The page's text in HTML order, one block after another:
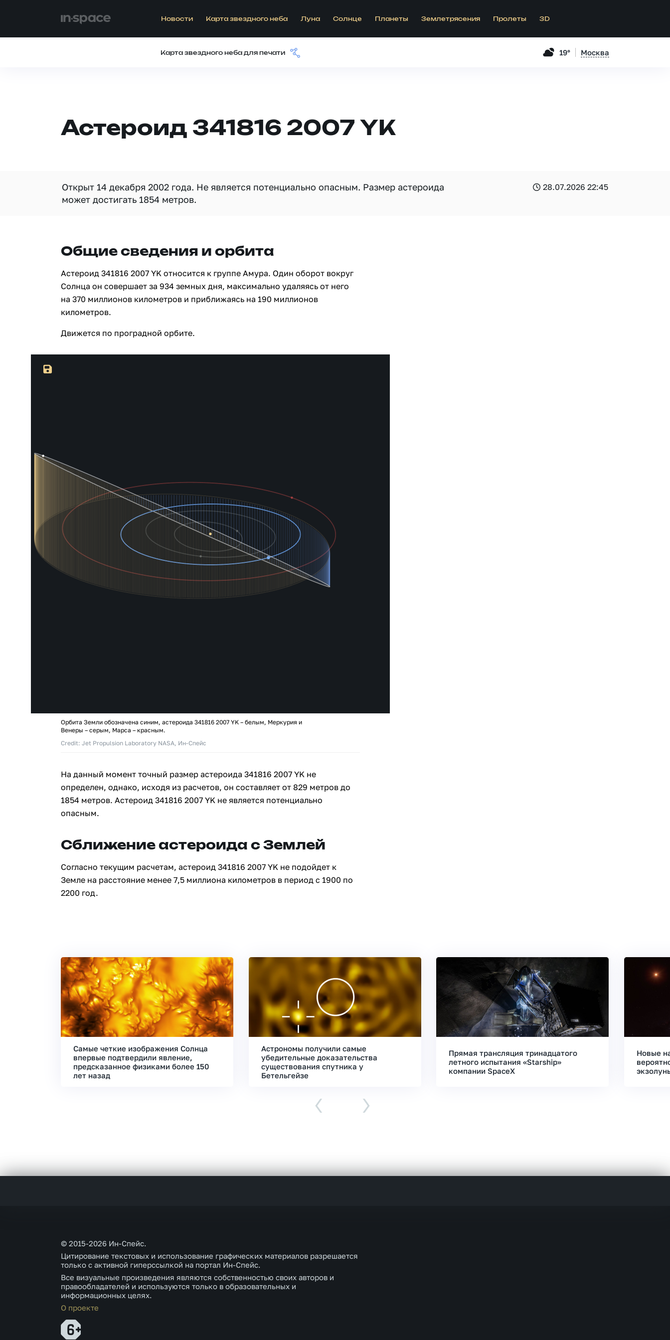
Новости Карта звездного неба Луна Солнце Планеты Землетрясения Пролеты 3D
Карта звездного неба для печати 19° Москва
Астероид 341816 2007 YK
Открыт 14 декабря 2002 года. Не является потенциально опасным. Размер астероида
может достигать 1854 метров.
28.07.2026 22:45
Общие сведения и орбита
Астероид 341816 2007 YK относится к группе Амура. Один оборот вокруг
Солнца он совершает за 934 земных дня, максимально удаляясь от него
на 370 миллионов километров и приближаясь на 190 миллионов
километров.
Движется по проградной орбите.
Орбита Земли обозначена синим, астероида 341816 2007 YK – белым, Меркурия и
Венеры – серым, Марса – красным.
Credit: Jet Propulsion Laboratory NASA, Ин-Спейс
На данный момент точный размер астероида 341816 2007 YK не
определен, однако, исходя из расчетов, он составляет от 829 метров до
1854 метров. Астероид 341816 2007 YK не является потенциально
опасным.
Сближение астероида с Землей
Согласно текущим расчетам, астероид 341816 2007 YK не подойдет к
Земле на расстояние менее 7,5 миллиона километров в период с 1900 по
2200 год.
Самые четкие изображения Солнца
впервые подтвердили явление,
предсказанное физиками более 150
лет назад
Астрономы получили самые
убедительные доказательства
существования спутника у
Бетельгейзе
Прямая трансляция тринадцатого
летного испытания «Starship»
компании SpaceX
Новые
‹ ›
© 2015-2026 Ин-Спейс.
Цитирование текстовых и использование графических материалов разрешается
только с активной гиперссылкой на портал Ин-Спейс.
Все визуальные произведения являются собственностью своих авторов и
правообладателей и используются только в образовательных и
информационных целях.
О проекте